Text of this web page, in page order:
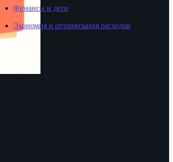
Финансы и дети
Экономия и оптимизация расходов